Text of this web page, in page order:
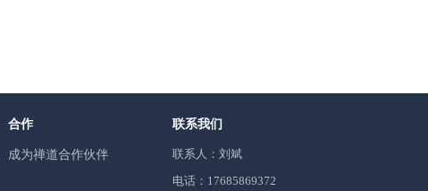
合作
成为禅道合作伙伴
联系我们
联系人：刘斌
电话：17685869372